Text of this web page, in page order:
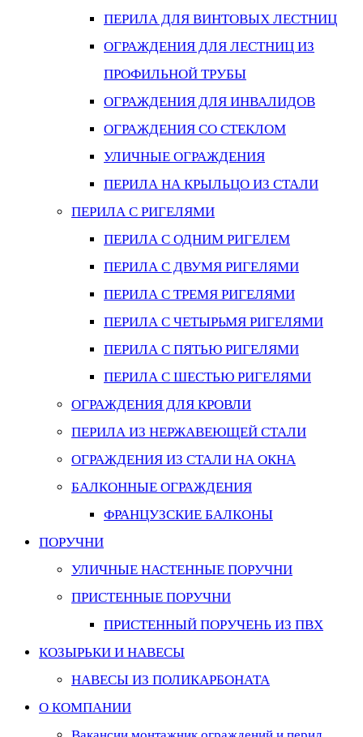
ПЕРИЛА ДЛЯ ВИНТОВЫХ ЛЕСТНИЦ
ОГРАЖДЕНИЯ ДЛЯ ЛЕСТНИЦ ИЗ
ПРОФИЛЬНОЙ ТРУБЫ
ОГРАЖДЕНИЯ ДЛЯ ИНВАЛИДОВ
ОГРАЖДЕНИЯ СО СТЕКЛОМ
УЛИЧНЫЕ ОГРАЖДЕНИЯ
ПЕРИЛА НА КРЫЛЬЦО ИЗ СТАЛИ
ПЕРИЛА С РИГЕЛЯМИ
ПЕРИЛА С ОДНИМ РИГЕЛЕМ
ПЕРИЛА С ДВУМЯ РИГЕЛЯМИ
ПЕРИЛА С ТРЕМЯ РИГЕЛЯМИ
ПЕРИЛА С ЧЕТЫРЬМЯ РИГЕЛЯМИ
ПЕРИЛА С ПЯТЬЮ РИГЕЛЯМИ
ПЕРИЛА С ШЕСТЬЮ РИГЕЛЯМИ
ОГРАЖДЕНИЯ ДЛЯ КРОВЛИ
ПЕРИЛА ИЗ НЕРЖАВЕЮЩЕЙ СТАЛИ
ОГРАЖДЕНИЯ ИЗ СТАЛИ НА ОКНА
БАЛКОННЫЕ ОГРАЖДЕНИЯ
ФРАНЦУЗСКИЕ БАЛКОНЫ
ПОРУЧНИ
УЛИЧНЫЕ НАСТЕННЫЕ ПОРУЧНИ
ПРИСТЕННЫЕ ПОРУЧНИ
ПРИСТЕННЫЙ ПОРУЧЕНЬ ИЗ ПВХ
КОЗЫРЬКИ И НАВЕСЫ
НАВЕСЫ ИЗ ПОЛИКАРБОНАТА
О КОМПАНИИ